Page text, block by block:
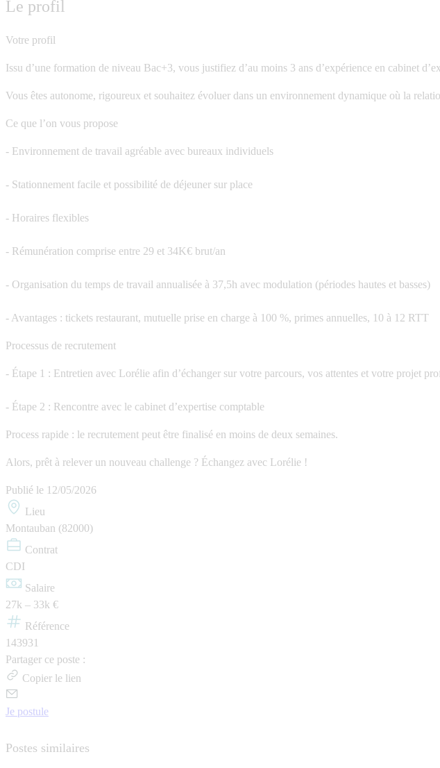
Le profil
Votre profil
Issu d’une formation de niveau Bac+3, vous justifiez d’au moins 3 ans d’expérience en cabinet
Vous êtes autonome, rigoureux et souhaitez évoluer dans un environnement dynamique où la
Ce que l’on vous propose
- Environnement de travail agréable avec bureaux individuels
- Stationnement facile et possibilité de déjeuner sur place
- Horaires flexibles
- Rémunération comprise entre 29 et 34K€ brut/an
- Organisation du temps de travail annualisée à 37,5h avec modulation (périodes hautes et basses)
- Avantages : tickets restaurant, mutuelle prise en charge à 100 %, primes annuelles, 10 à 12 RTT
Processus de recrutement
- Étape 1 : Entretien avec Lorélie afin d’échanger sur votre parcours, vos attentes et votre projet
- Étape 2 : Rencontre avec le cabinet d’expertise comptable
Process rapide : le recrutement peut être finalisé en moins de deux semaines.
Alors, prêt à relever un nouveau challenge ? Échangez avec Lorélie !
Publié le 12/05/2026
Lieu
Montauban (82000)
Contrat
CDI
Salaire
27k – 33k €
Référence
143931
Partager ce poste :
Copier le lien
Je postule
Postes similaires